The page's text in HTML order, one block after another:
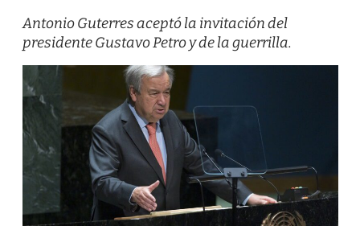
Antonio Guterres aceptó la invitación del
presidente Gustavo Petro y de la guerrilla.